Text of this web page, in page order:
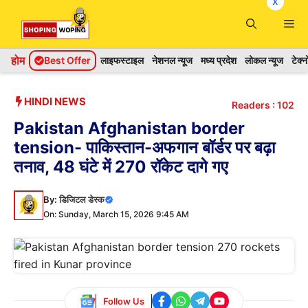
content
होम Best Offer लाइफस्टाइल नेशनल न्यूज मध्य प्रदेश लोकल न्यूज
HINDI NEWS Readers : 102
Pakistan Afghanistan border
tension- पाकिस्तान-अफगान बॉर्डर पर बढ़ा
तनाव, 48 घंटे में 270 रॉकेट दागे गए
By:डिजिटल डेस्क
On: Sunday, March 15, 2026 9:45 AM
Follow Us